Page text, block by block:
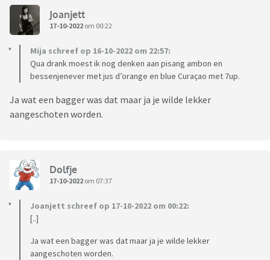
Joanjett
17-10-2022 om 00:22
Mija schreef op 16-10-2022 om 22:57:
Qua drank moest ik nog denken aan pisang ambon en
bessenjenever met jus d’orange en blue Curaçao met 7up.
Ja wat een bagger was dat maar ja je wilde lekker
aangeschoten worden.
Dolfje
17-10-2022 om 07:37
Joanjett schreef op 17-10-2022 om 00:22:
[..]
Ja wat een bagger was dat maar ja je wilde lekker
aangeschoten worden.